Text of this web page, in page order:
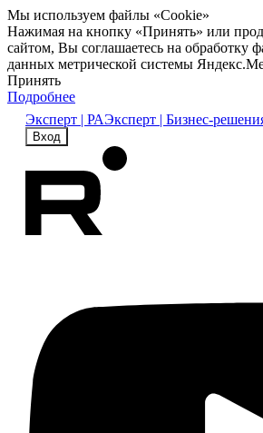
Мы используем файлы «Cookie»
Нажимая на кнопку «Принять» или
сайтом, Вы соглашаетесь на обработку
данных метрической системы
Принять
Подробнее
Эксперт | РАЭксперт | Бизнес-
Вход